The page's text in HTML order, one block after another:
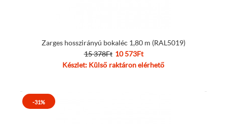
Zarges hosszirányú bokaléc 1,80 m (RAL5019)
15 378Ft 10 573Ft
Készlet: Külső raktáron elérhető
-31%